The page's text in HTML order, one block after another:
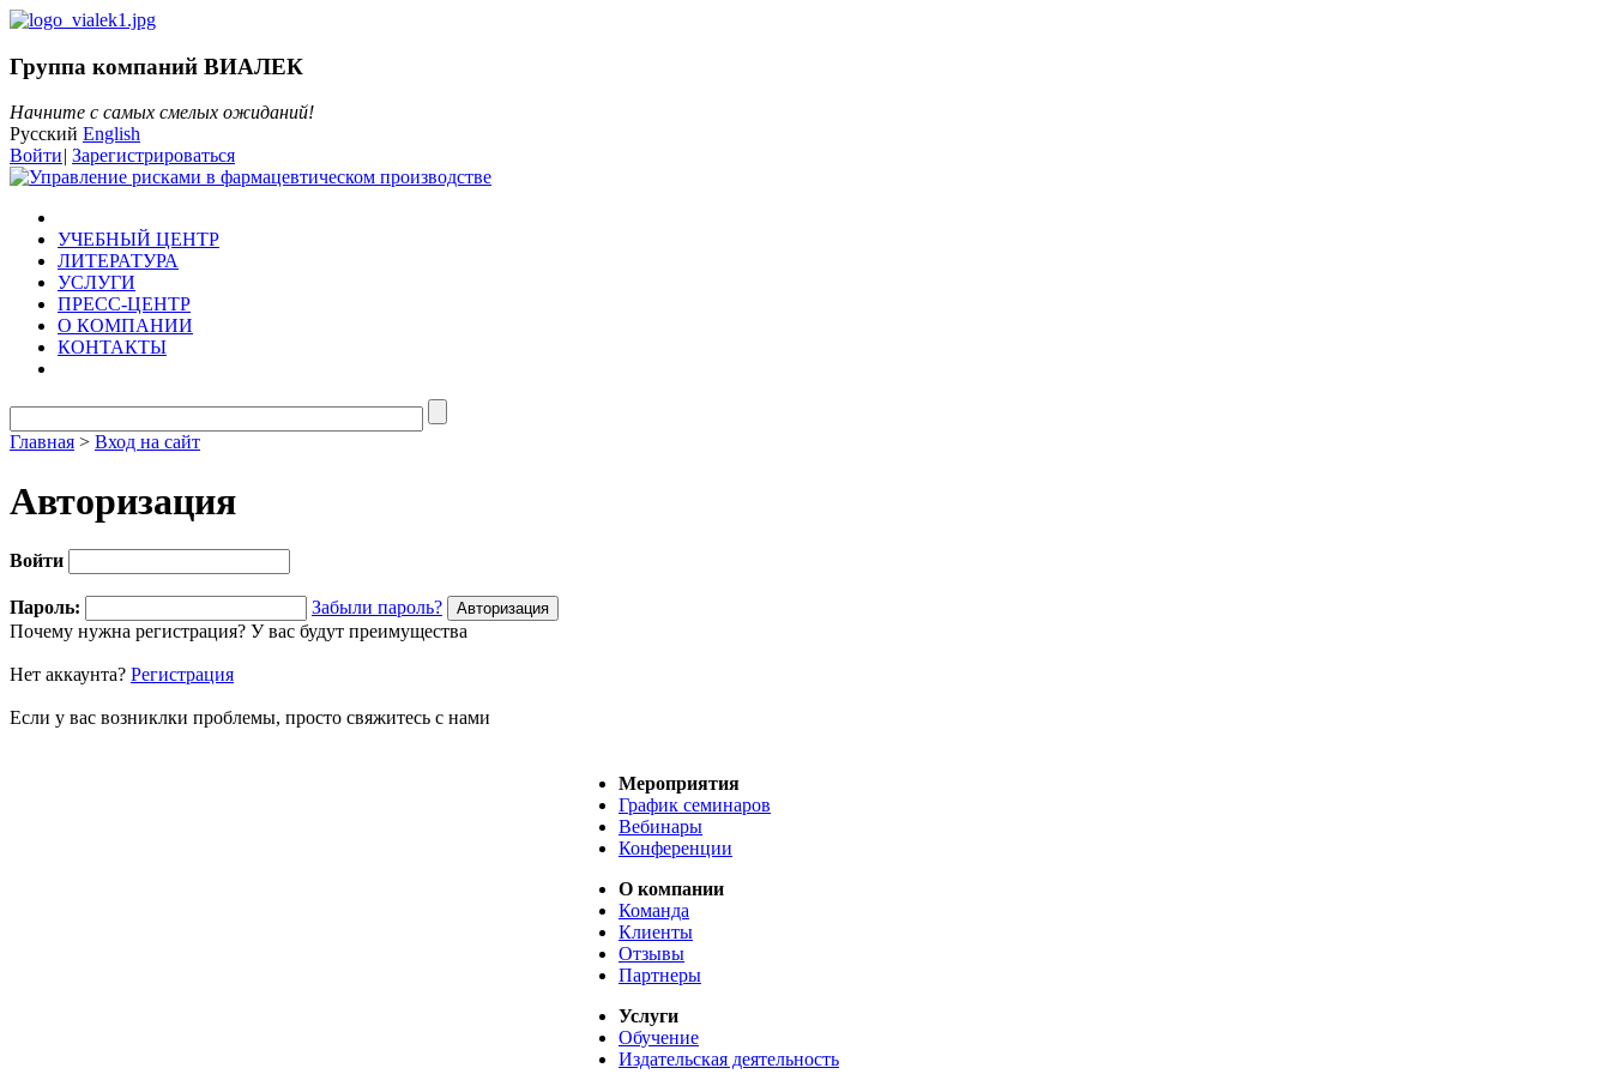
Группа компаний ВИАЛЕК
Начните с самых смелых ожиданий!
Русский English
Войти| Зарегистрироваться
УЧЕБНЫЙ ЦЕНТР
ЛИТЕРАТУРА
УСЛУГИ
ПРЕСС-ЦЕНТР
О КОМПАНИИ
КОНТАКТЫ
Главная > Вход на сайт
Авторизация
Войти
Пароль:
Забыли пароль?
Почему нужна регистрация? У вас будут преимущества
Нет аккаунта? Регистрация
Если у вас возниклки проблемы, просто свяжитесь с нами
Мероприятия
График семинаров
Вебинары
Конференции
О компании
Команда
Клиенты
Отзывы
Партнеры
Услуги
Обучение
Издательская деятельность